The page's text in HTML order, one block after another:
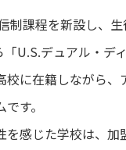
制課程を新設し、
U.S.デュアル・デ
に在籍しながら
す。
感じた学校は、